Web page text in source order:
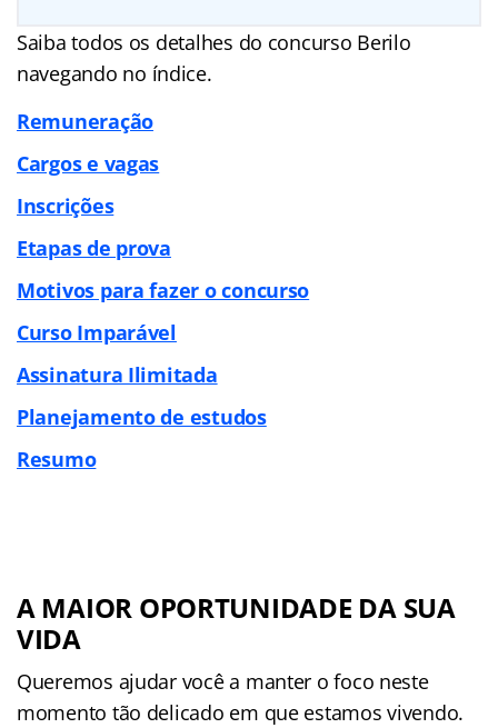
Saiba todos os detalhes do concurso Berilo
navegando no índice.
Remuneração
Cargos e vagas
Inscrições
Etapas de prova
Motivos para fazer o concurso
Curso Imparável
Assinatura Ilimitada
Planejamento de estudos
Resumo
A MAIOR OPORTUNIDADE DA SUA
VIDA
Queremos ajudar você a manter o foco neste
momento tão delicado em que estamos vivendo.